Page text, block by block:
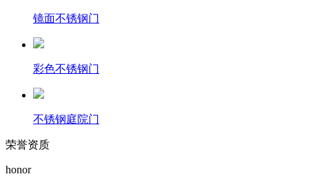
镜面不锈钢门
彩色不锈钢门
不锈钢庭院门
荣誉资质
honor